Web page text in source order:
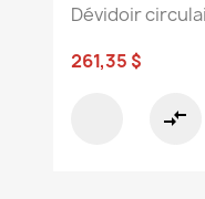
Dévidoir
261,35 $
compare_arrows